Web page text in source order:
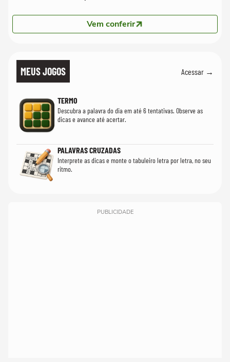
Vem conferir
MEUS JOGOS Acessar →
TERMO
Descubra a palavra do dia em até 6 tentativas. Observe as
dicas e avance até acertar.
PALAVRAS CRUZADAS
Interprete as dicas e monte o tabuleiro letra por letra, no seu
ritmo.
PUBLICIDADE